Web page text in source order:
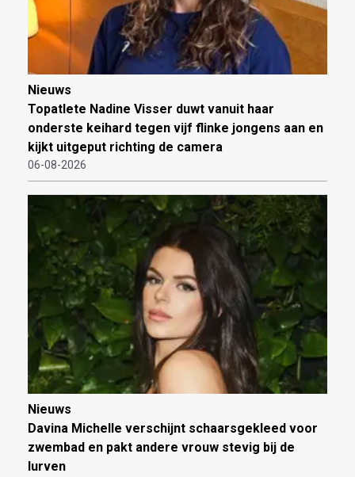
Nieuws
Topatlete Nadine Visser duwt vanuit haar
onderste keihard tegen vijf flinke jongens aan en
kijkt uitgeput richting de camera
06-08-2026
Nieuws
Davina Michelle verschijnt schaarsgekleed voor
zwembad en pakt andere vrouw stevig bij de
lurven